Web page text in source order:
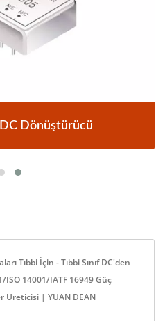
Dönüştürücü
Tıbbi İçin - Tıbbi Sınıf DC'den
14001/IATF 16949 Güç
Üreticisi | YUAN DEAN